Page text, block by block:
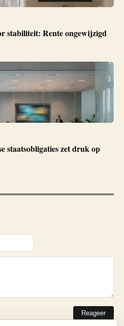
stabiliteit: Rente ongewijzigd
staatsobligaties zet druk op
Reageer